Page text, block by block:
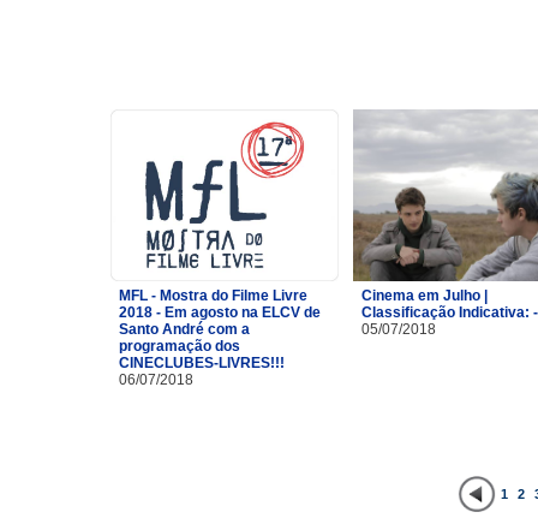
MFL - Mostra do Filme Livre
2018 - Em agosto na ELCV de
Santo André com a
programação dos
CINECLUBES-LIVRES!!!
06/07/2018
Cinema em Julho |
Classificação Indicativa:
05/07/2018
1 2